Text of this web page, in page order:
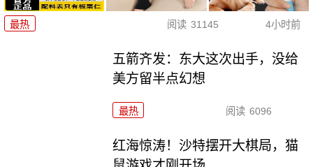
最热 阅读 31145 4小时前
五箭齐发：东大这次出手，没给
美方留半点幻想
最热 阅读 6096
红海惊涛！沙特摆开大棋局，猫